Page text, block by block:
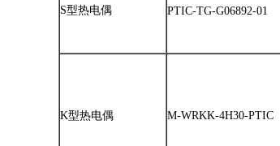
S型热电偶 PTIC-TG-G06892-01
K型热电偶 M-WRKK-4H30-PTIC